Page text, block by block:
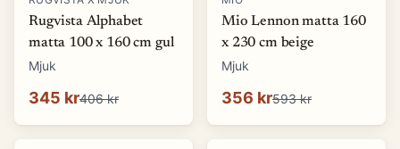
Rugvista Alphabet
matta 100 x 160 cm gul
Mjuk
345 kr406 kr
Mio Lennon matta 160
x 230 cm beige
Mjuk
356 kr593 kr